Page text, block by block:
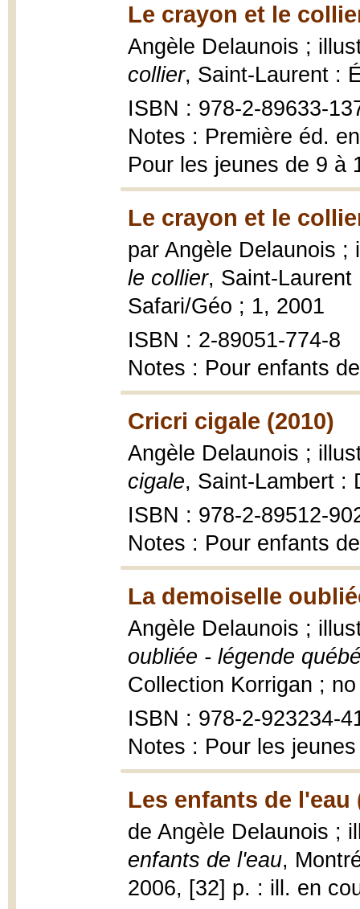
Le crayon et le
Angèle Delaunois ;
collier, Saint-Laurent :
ISBN : 978-2-89633-
Notes : Première éd.
Pour les jeunes de 9 à
Le crayon et le
par Angèle Delaunois
le collier, Saint-
Safari/Géo ; 1, 2001
ISBN : 2-89051-774-8
Notes : Pour enfants
Cricri cigale (2010)
Angèle Delaunois ;
cigale, Saint-Lambert :
ISBN : 978-2-89512-
Notes : Pour enfants
La demoiselle
Angèle Delaunois ;
oubliée - légende
Collection Korrigan ;
ISBN : 978-2-923234-
Notes : Pour les
Les enfants de l'eau
de Angèle Delaunois ;
enfants de l'eau,
2006, [32] p. : ill. en